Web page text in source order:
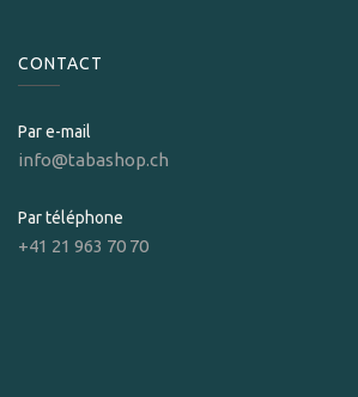
CONTACT
Par e-mail
info@tabashop.ch
Par téléphone
+41 21 963 70 70